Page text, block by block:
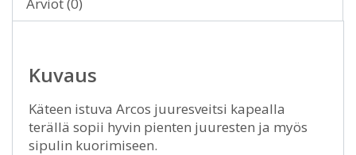
Kuvaus
Käteen istuva Arcos juuresveitsi kapealla
terällä sopii hyvin pienten juuresten ja myös
sipulin kuorimiseen.